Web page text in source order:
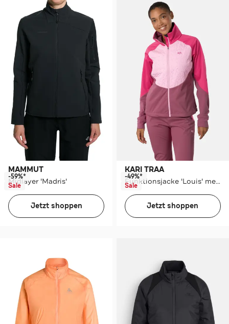
MAMMUT
Midlayer 'Madris'
-59%*
Sale
Jetzt shoppen
KARI TRAA
Funktionsjacke 'Louis' mehrfarbig
-49%*
Sale
Jetzt shoppen